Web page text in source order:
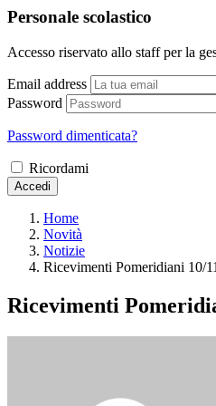
Personale scolastico
Accesso riservato allo staff per la
Email address
Password
Password dimenticata?
Ricordami
Accedi
Home
Novità
Notizie
Ricevimenti Pomeridiani 10/
Ricevimenti